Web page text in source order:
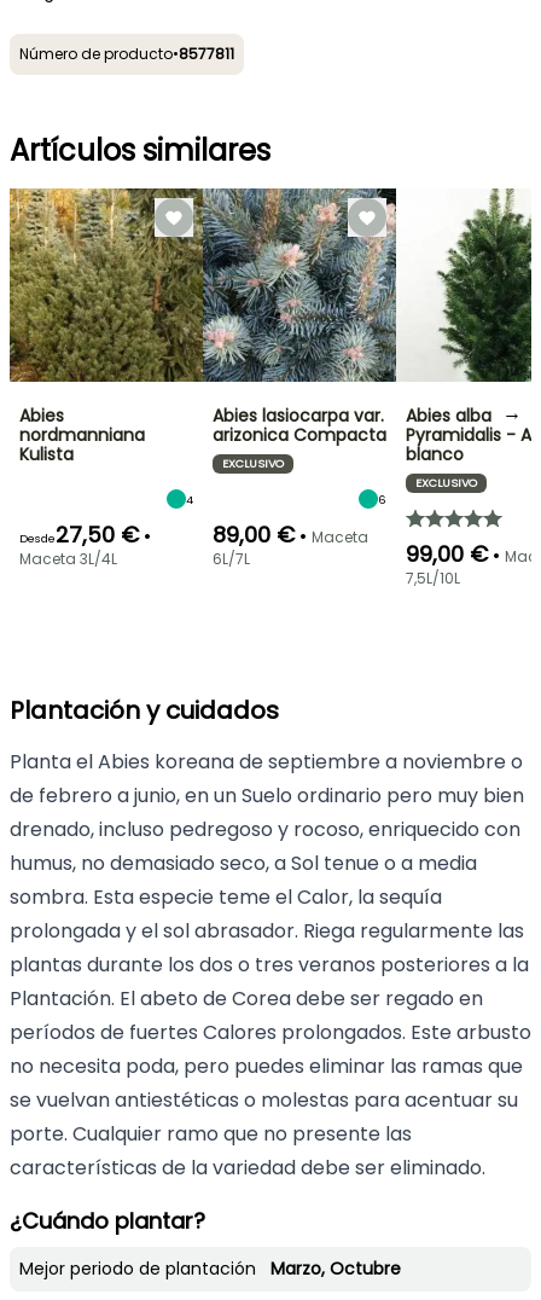
Número de producto•8577811
Artículos similares
Abies
nordmanniana
Kulista
4
Desde27,50 € •
Maceta 3L/4L
Abies lasiocarpa var.
arizonica Compacta
EXCLUSIVO
6
89,00 € • Maceta
6L/7L
Abies alba
Pyramidalis -
blanco
EXCLUSIVO
99,00 € •
7,5L/10L
→
Plantación y cuidados
Planta el Abies koreana de septiembre a noviembre o
de febrero a junio, en un Suelo ordinario pero muy bien
drenado, incluso pedregoso y rocoso, enriquecido con
humus, no demasiado seco, a Sol tenue o a media
sombra. Esta especie teme el Calor, la sequía
prolongada y el sol abrasador. Riega regularmente las
plantas durante los dos o tres veranos posteriores a la
Plantación. El abeto de Corea debe ser regado en
períodos de fuertes Calores prolongados. Este arbusto
no necesita poda, pero puedes eliminar las ramas que
se vuelvan antiestéticas o molestas para acentuar su
porte. Cualquier ramo que no presente las
características de la variedad debe ser eliminado.
¿Cuándo plantar?
Mejor periodo de plantación
Marzo, Octubre